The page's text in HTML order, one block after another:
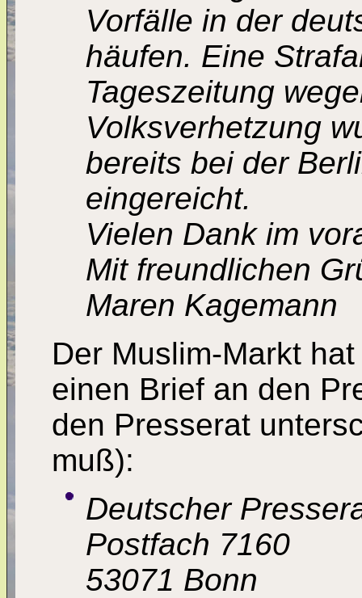
Vorfälle in der
häufen. Eine
Tageszeitung
Volksverhetzung
bereits bei der
eingereicht.
Vielen Dank im
Mit freundlichen
Maren Kagemann
Der Muslim-Markt
einen Brief an den
den Presserat
muß):
Deutscher
Postfach 7160
53071 Bonn